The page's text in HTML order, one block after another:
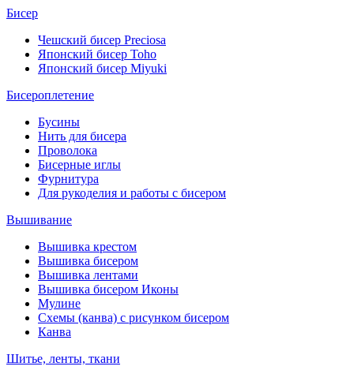
Бисер
Чешский бисер Preciosa
Японский бисер Toho
Японский бисер Miyuki
Бисероплетение
Бусины
Нить для бисера
Проволока
Бисерные иглы
Фурнитура
Для рукоделия и работы с бисером
Вышивание
Вышивка крестом
Вышивка бисером
Вышивка лентами
Вышивка бисером Иконы
Мулине
Схемы (канва) с рисунком бисером
Канва
Шитье, ленты, ткани